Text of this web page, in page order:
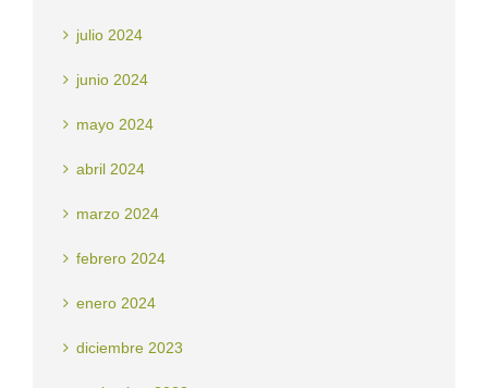
julio 2024
junio 2024
mayo 2024
abril 2024
marzo 2024
febrero 2024
enero 2024
diciembre 2023